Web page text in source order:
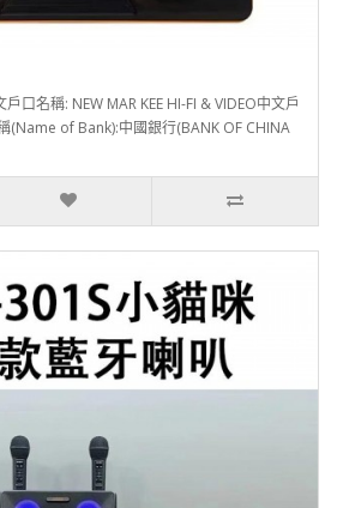
口名稱: NEW MAR KEE HI-FI & VIDEO中文戶
(Name of Bank):中國銀行(BANK OF CHINA